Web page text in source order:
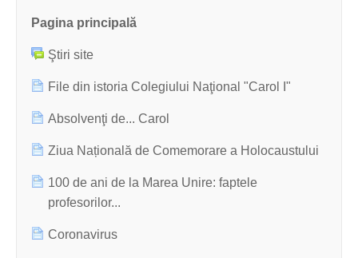
Pagina principală
Ştiri site
File din istoria Colegiului Naţional "Carol I"
Absolvenţi de... Carol
Ziua Națională de Comemorare a Holocaustului
100 de ani de la Marea Unire: faptele
profesorilor...
Coronavirus